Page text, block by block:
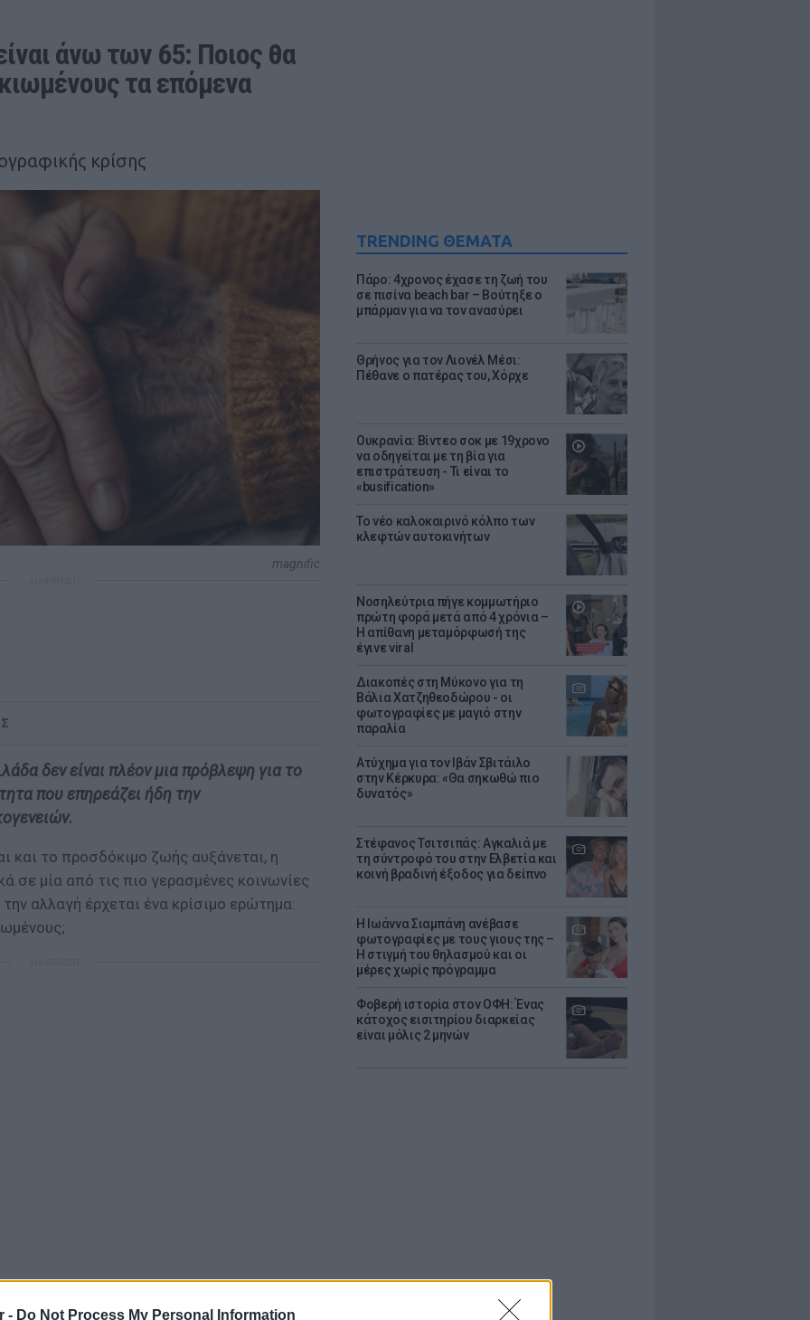
- Do Not Process My Personal Information
TRENDING ΘΕΜΑΤΑ
Πάρο: 4χρονος έχασε τη ζωή του
σε πισίνα beach bar – Βούτηξε ο
μπάρμαν για να τον ανασύρει
Θρήνος για τον Λιονέλ Μέσι:
Πέθανε ο πατέρας του, Χόρχε
Ουκρανία: Βίντεο σοκ με 19χρονο
να οδηγείται με τη βία για
επιστράτευση - Τι είναι το
«busification»
Το νέο καλοκαιρινό κόλπο των
κλεφτών αυτοκινήτων
Νοσηλεύτρια πήγε κομμωτήριο
πρώτη φορά μετά από 4 χρόνια –
Η απίθανη μεταμόρφωσή της
έγινε viral
Διακοπές στη Μύκονο για τη
Βάλια Χατζηθεοδώρου - οι
φωτογραφίες με μαγιό στην
παραλία
Ατύχημα για τον Ιβάν Σβιτάιλο
στην Κέρκυρα: «Θα σηκωθώ πιο
δυνατός»
Στέφανος Τσιτσιπάς: Αγκαλιά με
τη σύντροφό του στην Ελβετία και
κοινή βραδινή έξοδος για δείπνο
H Ιωάννα Σιαμπάνη ανέβασε
φωτογραφίες με τους γιους της –
Η στιγμή του θηλασμού και οι
μέρες χωρίς πρόγραμμα
Φοβερή ιστορία στον ΟΦΗ: Ένας
κάτοχος εισιτηρίου διαρκείας
είναι μόλις 2 μηνών
άνω των 65: Ποιος θα
τα επόμενα
κρίσης
magnific
δεν είναι πλέον μια πρόβλεψη για το
που επηρεάζει ήδη την
και το προσδόκιμο ζωής αυξάνεται, η
σε μία από τις πιο γερασμένες κοινωνίες
αλλαγή έρχεται ένα κρίσιμο ερώτημα: